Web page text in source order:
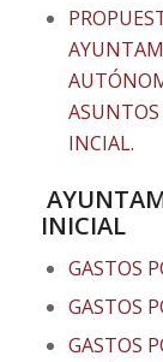
INCIAL.
INICIAL
GASTOS
GASTOS
GASTOS